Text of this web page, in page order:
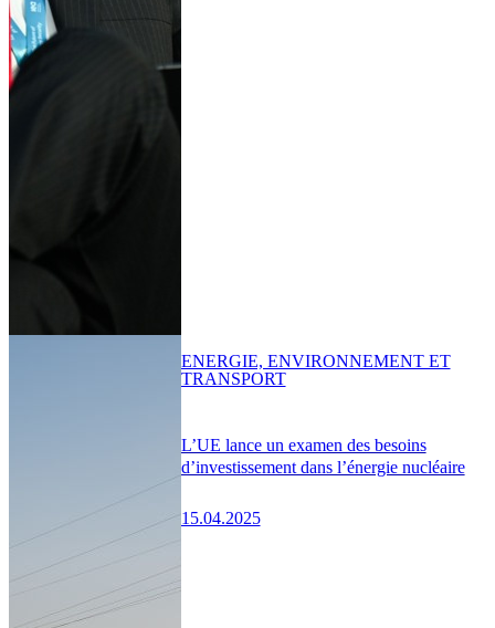
L’UE lance un examen des besoins
d’investissement dans l’énergie nucléaire
15.04.2025
ENERGIE, ENVIRONNEMENT ET
TRANSPORT